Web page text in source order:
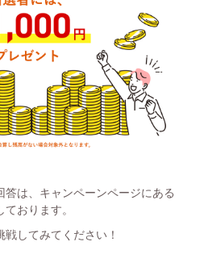
答は、キャンペーンページにある
おります。
してみてください！